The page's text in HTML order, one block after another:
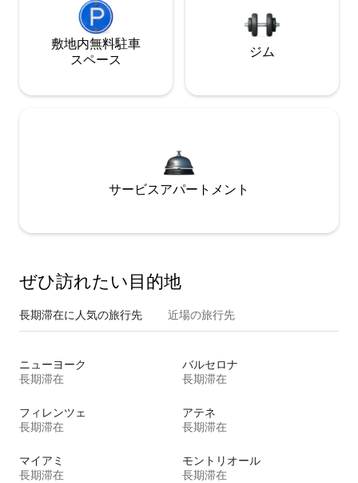
敷地内無料駐⁠車
ス⁠ペ⁠ー⁠ス
ジム
サービスアパートメント
ぜひ訪⁠れ⁠た⁠い目⁠的⁠地
長期滞在に人気の旅行先 近場の旅行先
ニューヨーク
長期滞在
バルセロナ
長期滞在
フィレンツェ
長期滞在
アテネ
長期滞在
マイアミ
長期滞在
モントリオール
長期滞在